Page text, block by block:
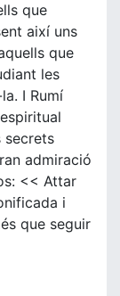
que
així uns
que
les
I Rumí
secrets
admiració
<< Attar
i
que seguir